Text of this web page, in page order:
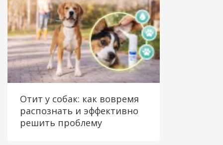
Отит у собак: как вовремя
распознать и эффективно
решить проблему